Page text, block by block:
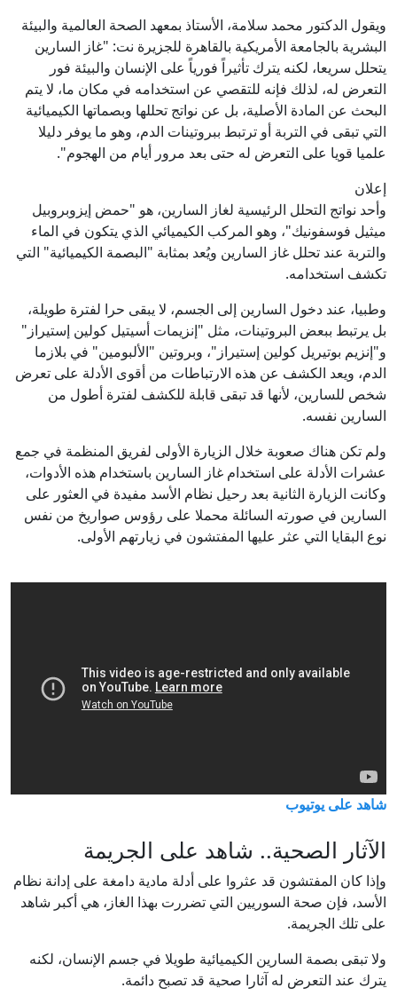
ويقول الدكتور محمد سلامة، الأستاذ بمعهد الصحة العالمية والبيئة
البشرية بالجامعة الأمريكية بالقاهرة للجزيرة نت: "غاز السارين
يتحلل سريعا، لكنه يترك تأثيراً فورياً على الإنسان والبيئة فور
التعرض له، لذلك فإنه للتقصي عن استخدامه في مكان ما، لا يتم
البحث عن المادة الأصلية، بل عن نواتج تحللها وبصماتها الكيميائية
التي تبقى في التربة أو ترتبط ببروتينات الدم، وهو ما يوفر دليلا
علميا قويا على التعرض له حتى بعد مرور أيام من الهجوم".
إعلان
وأحد نواتج التحلل الرئيسية لغاز السارين، هو "حمض إيزوبروبيل
ميثيل فوسفونيك"، وهو المركب الكيميائي الذي يتكون في الماء
والتربة عند تحلل غاز السارين ويُعد بمثابة "البصمة الكيميائية" التي
تكشف استخدامه.
وطبيا، عند دخول السارين إلى الجسم، لا يبقى حرا لفترة طويلة،
بل يرتبط ببعض البروتينات، مثل "إنزيمات أسيتيل كولين إستيراز"
و"إنزيم بوتيريل كولين إستيراز"، وبروتين "الألبومين" في بلازما
الدم، ويعد الكشف عن هذه الارتباطات من أقوى الأدلة على تعرض
شخص للسارين، لأنها قد تبقى قابلة للكشف لفترة أطول من
السارين نفسه.
ولم تكن هناك صعوبة خلال الزيارة الأولى لفريق المنظمة في جمع
عشرات الأدلة على استخدام غاز السارين باستخدام هذه الأدوات،
وكانت الزيارة الثانية بعد رحيل نظام الأسد مفيدة في العثور على
السارين في صورته السائلة محملا على رؤوس صواريخ من نفس
نوع البقايا التي عثر عليها المفتشون في زيارتهم الأولى.
شاهد على يوتيوب
الآثار الصحية.. شاهد على الجريمة
وإذا كان المفتشون قد عثروا على أدلة مادية دامغة على إدانة نظام
الأسد، فإن صحة السوريين التي تضررت بهذا الغاز، هي أكبر شاهد
على تلك الجريمة.
ولا تبقى بصمة السارين الكيميائية طويلا في جسم الإنسان، لكنه
يترك عند التعرض له آثارا صحية قد تصبح دائمة.